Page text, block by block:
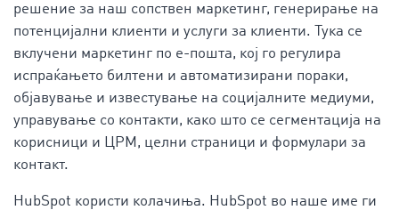
решение за наш сопствен маркетинг, генерирање на
потенцијални клиенти и услуги за клиенти. Тука се
вклучени маркетинг по е-пошта, кој го регулира
испраќањето билтени и автоматизирани пораки,
објавување и известување на социјалните медиуми,
управување со контакти, како што се сегментација на
корисници и ЦРМ, целни страници и формулари за
контакт.
HubSpot користи колачиња. HubSpot во наше име ги